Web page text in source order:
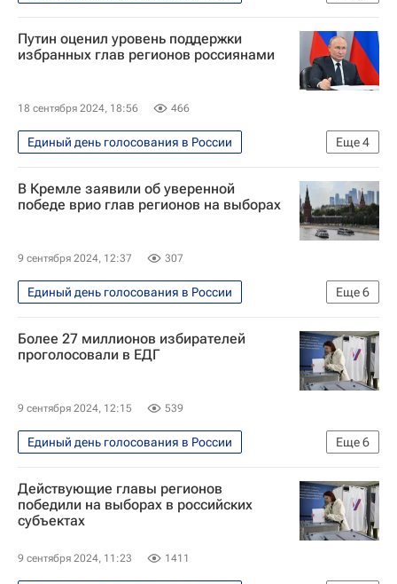
Москва
Московская область (Подмосковье)
Происшествия
Россия
Путин оценил уровень поддержки
избранных глав регионов россиянами
18 сентября 2024, 18:56 466
Еще4
Единый день голосования в России
Политика
Россия
Владимир Путин
В Кремле заявили об уверенной
победе врио глав регионов на выборах
9 сентября 2024, 12:37 307
Еще6
Единый день голосования в России
Политика
Россия
Дмитрий Песков
Единая Россия
Более 27 миллионов избирателей
проголосовали в ЕДГ
9 сентября 2024, 12:15 539
Еще6
Единый день голосования в России
Политика
Россия
Элла Памфилова
Госдума РФ
Выборы в России — 2024
Действующие главы регионов
победили на выборах в российских
субъектах
9 сентября 2024, 11:23 1411